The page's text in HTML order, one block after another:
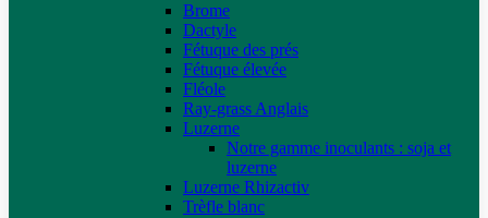
Brome
Dactyle
Fétuque des prés
Fétuque élevée
Fléole
Ray-grass Anglais
Luzerne
Notre gamme inoculants : soja et
luzerne
Luzerne Rhizactiv
Trèfle blanc